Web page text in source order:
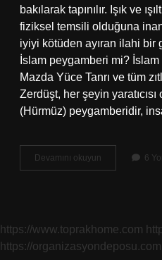
bakılarak tapınılır. Işık ve
fiziksel temsili olduğuna
iyiyi kötüden ayıran ilahi bir
İslam peygamberi mi?
Mazda Yüce Tanrı ve tüm
Zerdüşt, her şeyin yaratıcısı
(Hürmüz) peygamberidir,
Devamını okuyun
Peygamberi
6
https://www.toprakhome.com
https://